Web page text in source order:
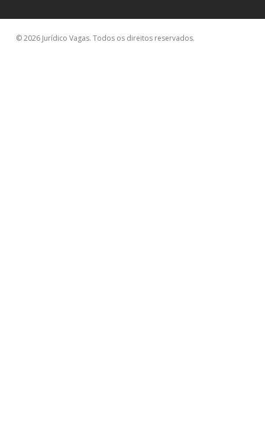
© 2026 Jurídico Vagas. Todos os direitos reservados.